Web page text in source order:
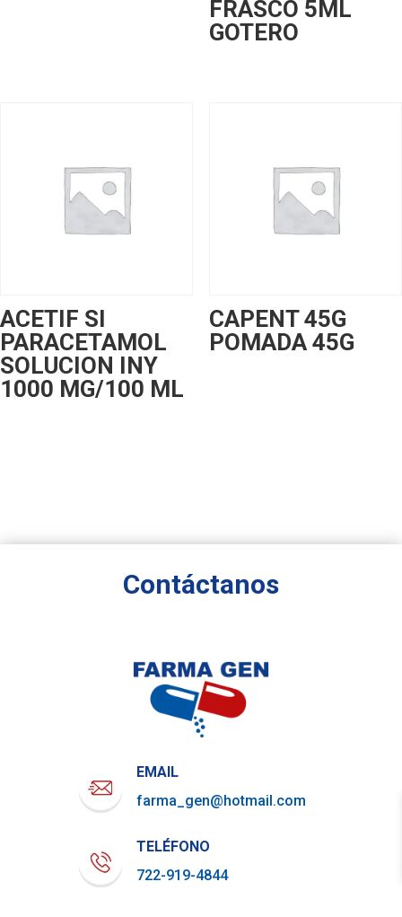
FRASCO 5ML
GOTERO
ACETIF SI
PARACETAMOL
SOLUCION INY
1000 MG/100 ML
CAPENT 45G
POMADA 45G
Contáctanos
EMAIL
farma_gen@hotmail.com
TELÉFONO
722-919-4844